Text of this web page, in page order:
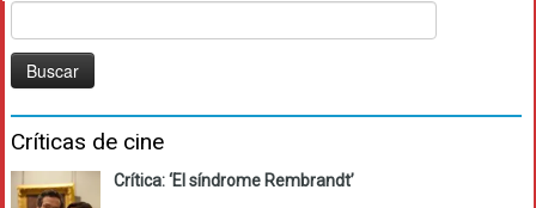
Críticas de cine
Crítica: ‘El síndrome Rembrandt’